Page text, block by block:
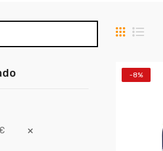
Parrilla
-8%